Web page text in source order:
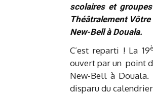
scolaires et
Théâtralement
New-Bell à Douala.
C’est reparti ! La 19
ouvert par un point
New-Bell à
disparu du